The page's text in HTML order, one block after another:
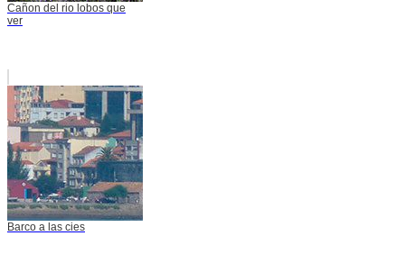
Cañon del rio lobos que
ver
Barco a las cies